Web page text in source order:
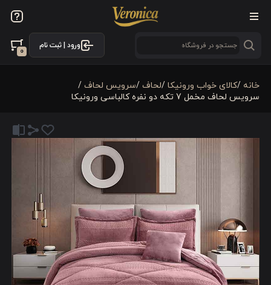
ورود | ثبت نام
0
خانه /کالای خواب ورونیکا /لحاف /سرویس لحاف /
سرویس لحاف مخمل 7 تکه دو نفره کالباسی ورونیکا